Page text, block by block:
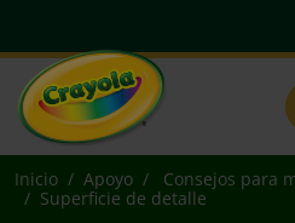
Inicio Apoyo
Consejos para
Superficie de detalle